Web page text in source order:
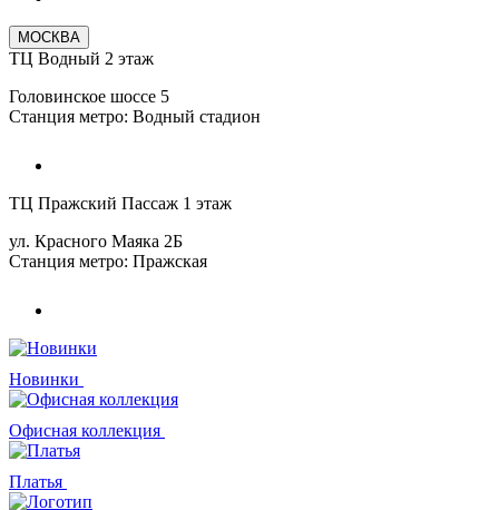
МОСКВА
ТЦ Водный 2 этаж
Головинское шоссе 5
Станция метро: Водный стадион
ТЦ Пражский Пассаж 1 этаж
ул. Красного Маяка 2Б
Станция метро: Пражская
Новинки
Офисная коллекция
Платья